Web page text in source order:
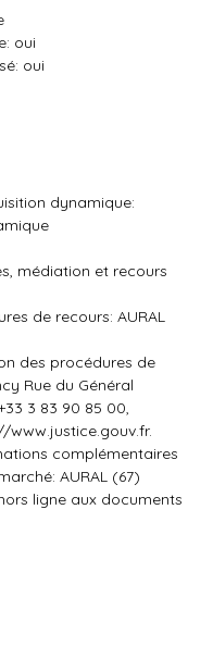
oui
oui
dynamique:
médiation et recours
de recours: AURAL
des procédures de
Rue du Général
3 83 90 85 00,
www.justice.gouv.fr.
complémentaires
AURAL (67)
ligne aux documents